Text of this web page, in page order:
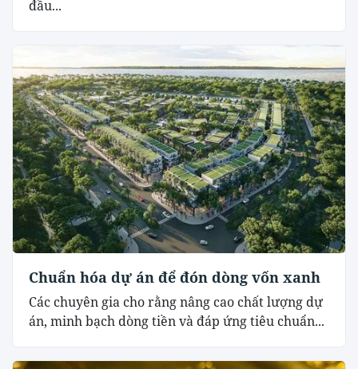
đầu...
Chuẩn hóa dự án để đón dòng vốn xanh
Các chuyên gia cho rằng nâng cao chất lượng dự
án, minh bạch dòng tiền và đáp ứng tiêu chuẩn...